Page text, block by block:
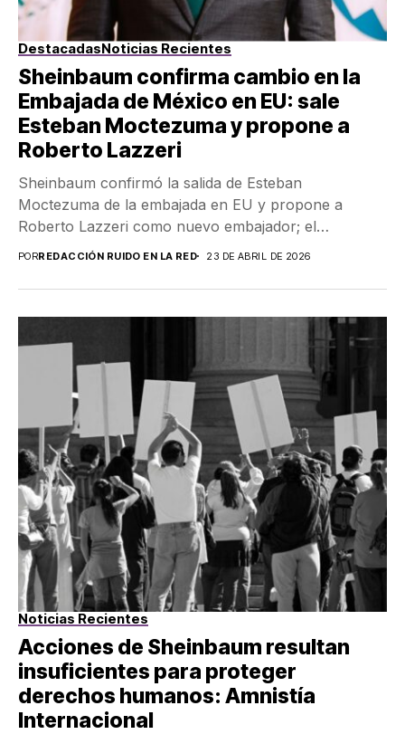
DestacadasNoticias Recientes
Sheinbaum confirma cambio en la
Embajada de México en EU: sale
Esteban Moctezuma y propone a
Roberto Lazzeri
Sheinbaum confirmó la salida de Esteban
Moctezuma de la embajada en EU y propone a
Roberto Lazzeri como nuevo embajador; el
nombramiento aún...
PORREDACCIÓN RUIDO EN LA RED 23 DE ABRIL DE 2026
Noticias Recientes
Acciones de Sheinbaum resultan
insuficientes para proteger
derechos humanos: Amnistía
Internacional